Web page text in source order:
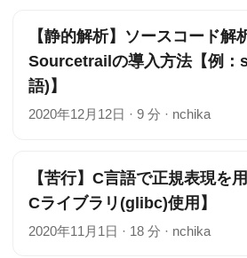
【静的解析】ソースコード解
Sourcetrailの導入方法【例：
語)】
2020年12月12日 · 9 分 · nchika
【苦行】C言語で正規表現を
Cライブラリ(glibc)使用】
2020年11月1日 · 18 分 · nchika